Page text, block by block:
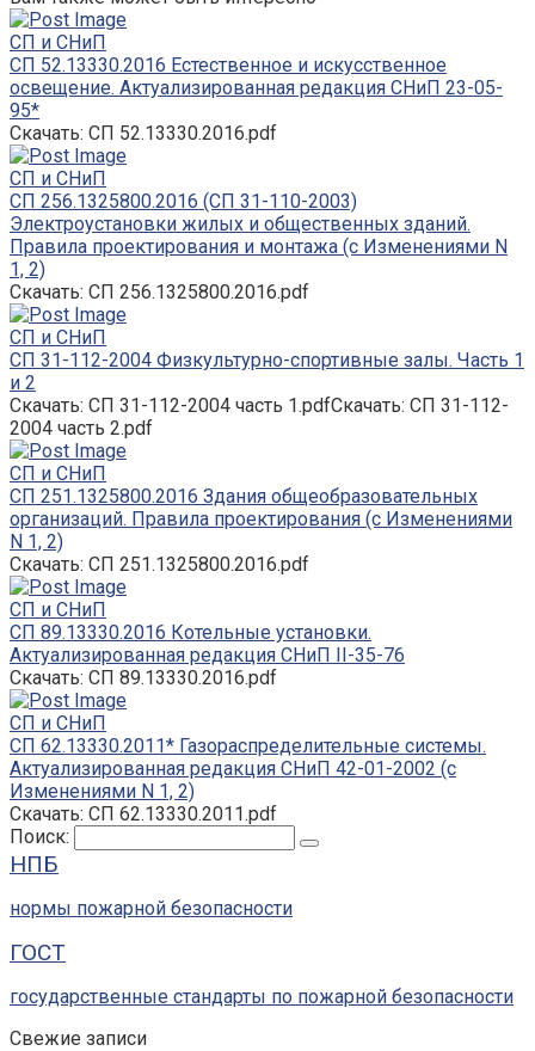
СП и СНиП
СП 52.13330.2016 Естественное и искусственное
освещение. Актуализированная редакция СНиП 23-05-
95*
Скачать: СП 52.13330.2016.pdf
СП и СНиП
СП 256.1325800.2016 (СП 31-110-2003)
Электроустановки жилых и общественных зданий.
Правила проектирования и монтажа (с Изменениями N
1, 2)
Скачать: СП 256.1325800.2016.pdf
СП и СНиП
СП 31-112-2004 Физкультурно-спортивные залы. Часть 1
и 2
Скачать: СП 31-112-2004 часть 1.pdfСкачать: СП 31-112-
2004 часть 2.pdf
СП и СНиП
СП 251.1325800.2016 Здания общеобразовательных
организаций. Правила проектирования (с Изменениями
N 1, 2)
Скачать: СП 251.1325800.2016.pdf
СП и СНиП
СП 89.13330.2016 Котельные установки.
Актуализированная редакция СНиП II-35-76
Скачать: СП 89.13330.2016.pdf
СП и СНиП
СП 62.13330.2011* Газораспределительные системы.
Актуализированная редакция СНиП 42-01-2002 (с
Изменениями N 1, 2)
Скачать: СП 62.13330.2011.pdf
Поиск:
НПБ
нормы пожарной безопасности
ГОСТ
государственные стандарты по пожарной безопасности
Свежие записи